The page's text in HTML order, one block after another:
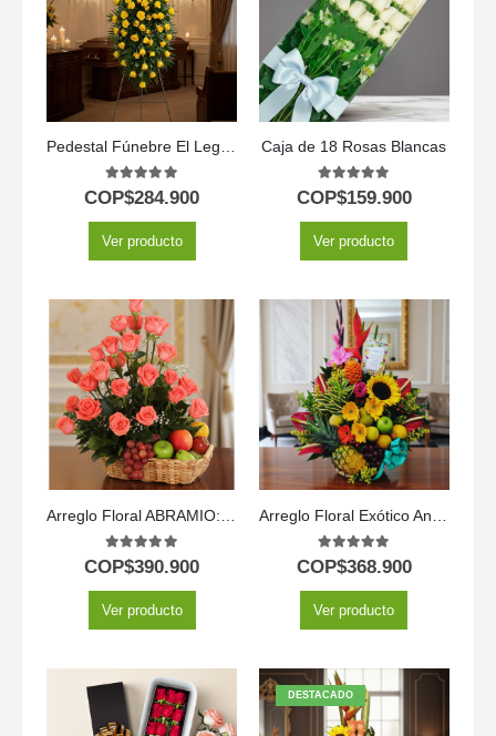
Pedestal Fúnebre El Legado de Domingo: Homenaje Solemne 🕊️
5.00out of 5
COP$284.900
Ver producto
Caja de 18 Rosas Blancas
5.00out of 5
COP$159.900
Ver producto
5.00out of 5
COP$390.900
Ver producto
5.00out of 5
COP$368.900
Ver producto
DESTACADO